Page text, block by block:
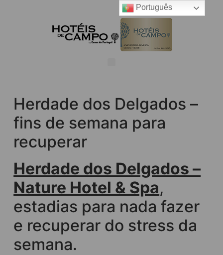
Herdade dos Delgados –
fins de semana para
recuperar
Herdade dos Delgados –
Nature Hotel & Spa,
estadias para nada fazer
e recuperar do stress da
semana.
Português